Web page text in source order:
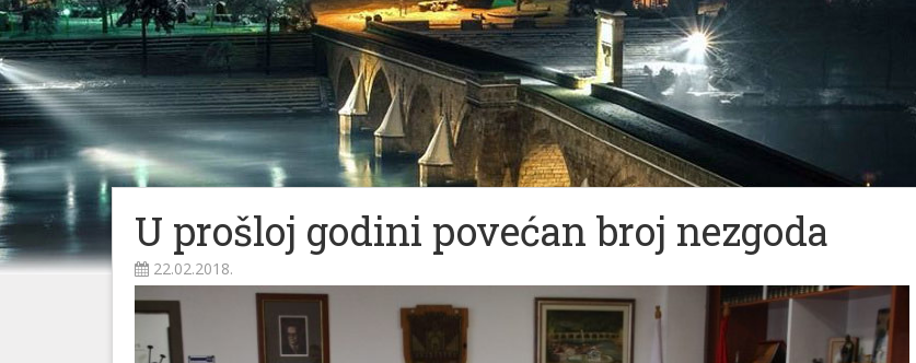
U prošloj godini povećan broj nezgoda
22.02.2018.